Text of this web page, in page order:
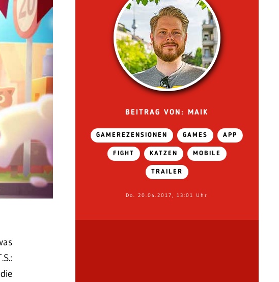
BEITRAG VON: MAIK
GAMEREZENSIONEN GAMES APP
FIGHT KATZEN MOBILE
TRAILER
Do. 20.04.2017, 13:01 Uhr